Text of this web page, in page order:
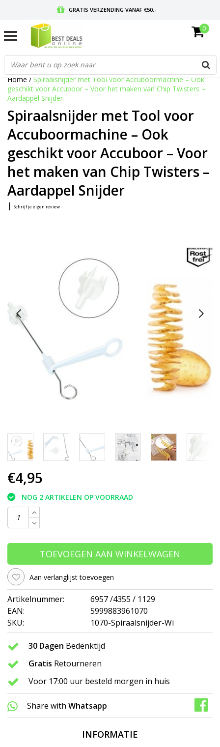
GRATIS VERZENDING VANAF €50,-
GRATIS RETOURNEREN EN 30 DAGEN BEDENKTIJD
0
Home/Spiraalsnijder met Tool voor Accuboormachine – Ook
geschikt voor Accuboor – Voor het maken van Chip Twisters –
Aardappel Snijder
Spiraalsnijder met Tool voor
Accuboormachine – Ook
geschikt voor Accuboor – Voor
het maken van Chip Twisters –
Aardappel Snijder
| Schrijf je eigen review
€4,95
NOG 2 ARTIKELEN OP VOORRAAD
TOEVOEGEN AAN WINKELWAGEN
Aan verlanglijst toevoegen
Artikelnummer:
6957 /4355 / 1129
EAN:
5999883961070
SKU:
1070-Spiraalsnijder-Wi
30 Dagen Bedenktijd
Gratis Retourneren
Voor 17:00 uur besteld morgen in huis
Share with Whatsapp
INFORMATIE